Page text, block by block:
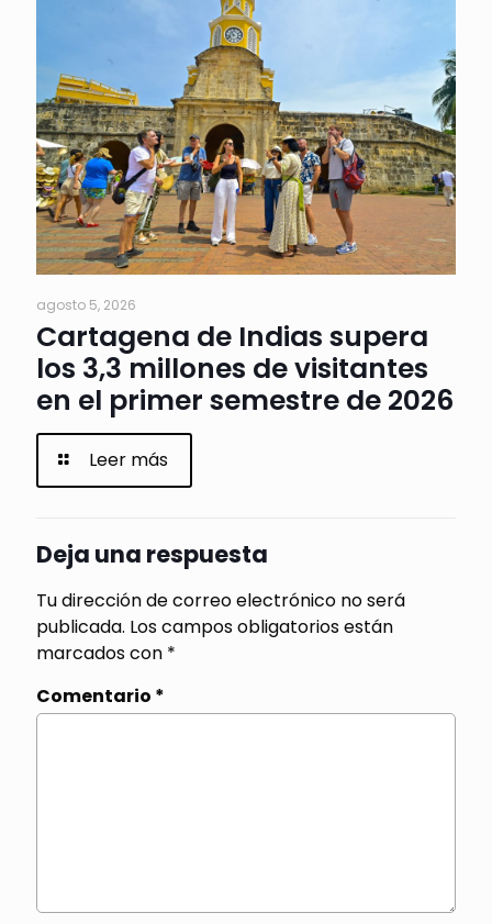
agosto 5, 2026
Cartagena de Indias supera
los 3,3 millones de visitantes
en el primer semestre de 2026
Leer más
Deja una respuesta
Tu dirección de correo electrónico no será
publicada. Los campos obligatorios están
marcados con *
Comentario *